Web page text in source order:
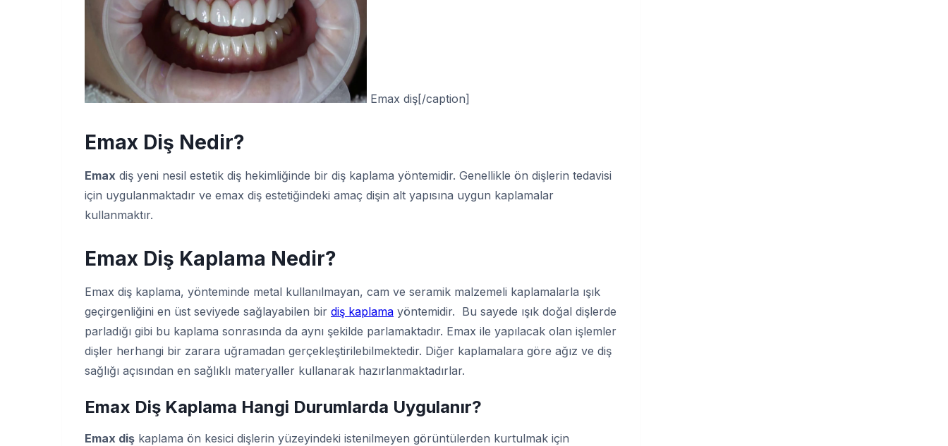
Emax diş[/caption]
Emax Diş Nedir?
Emax diş yeni nesil estetik diş hekimliğinde bir diş kaplama yöntemidir. Genellikle ön dişlerin tedavisi
için uygulanmaktadır ve emax diş estetiğindeki amaç dişin alt yapısına uygun kaplamalar
kullanmaktır.
Emax Diş Kaplama Nedir?
Emax diş kaplama, yönteminde metal kullanılmayan, cam ve seramik malzemeli kaplamalarla ışık
geçirgenliğini en üst seviyede sağlayabilen bir diş kaplama yöntemidir. Bu sayede ışık doğal dişlerde
parladığı gibi bu kaplama sonrasında da aynı şekilde parlamaktadır. Emax ile yapılacak olan işlemler
dişler herhangi bir zarara uğramadan gerçekleştirilebilmektedir. Diğer kaplamalara göre ağız ve diş
sağlığı açısından en sağlıklı materyaller kullanarak hazırlanmaktadırlar.
Emax Diş Kaplama Hangi Durumlarda Uygulanır?
Emax diş kaplama ön kesici dişlerin yüzeyindeki istenilmeyen görüntülerden kurtulmak için